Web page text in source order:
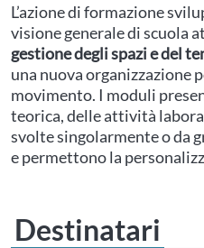
L’azione di formazione
visione generale di scuola
gestione degli spazi e del
una nuova organizzazione
movimento. I moduli
teorica, delle attività
svolte singolarmente o da
e permettono la
Destinatari